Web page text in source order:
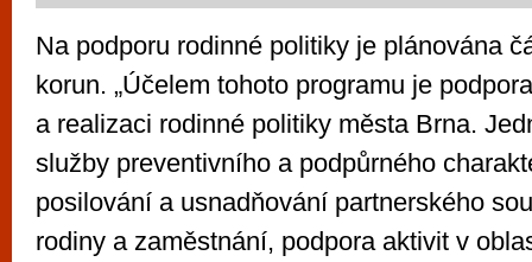
Na podporu rodinné politiky je plánována
korun. „Účelem tohoto programu je
a realizaci rodinné politiky města Brna.
služby preventivního a podpůrného
posilování a usnadňování partnerského
rodiny a zaměstnání, podpora aktivit v